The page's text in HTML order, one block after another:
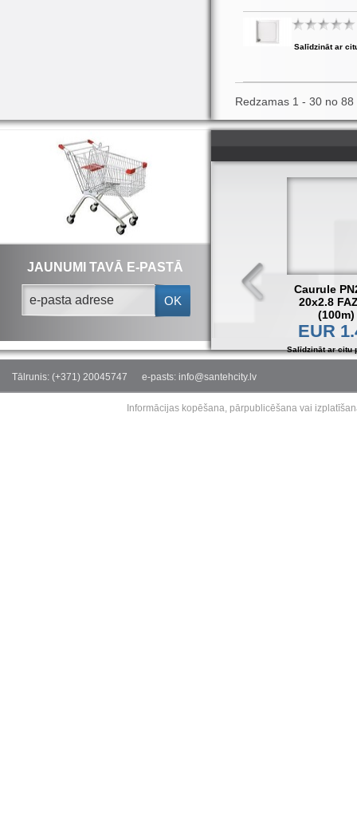
Salīdzināt ar
Redzamas 1 - 30 no 88
JAUNUMI TAVĀ E-PASTĀ
OK
Caurule
20x2.8
(100m)
EUR
Salīdzināt ar citu
Tālrunis: (+371) 20045747 e-pasts: info@santehcity.lv
Informācijas kopēšana, pārpublicēšana vai